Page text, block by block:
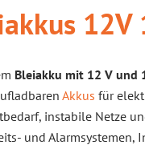
12V
Bleiakku mit 12 V und
Akkus für
instabile Netze
und Alarmsystemen,